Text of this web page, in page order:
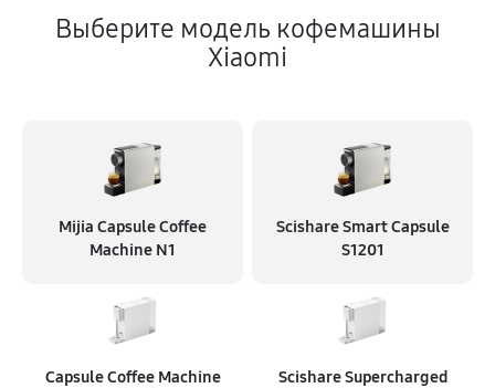
Выберите модель кофемашины
Xiaomi
Mijia Capsule Coffee
Machine N1
Scishare Smart Capsule
S1201
Capsule Coffee Machine
Scishare Supercharged